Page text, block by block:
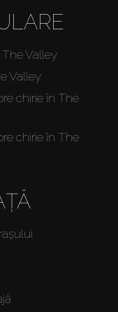
Valley
Valley
chirie în The
chirie în The